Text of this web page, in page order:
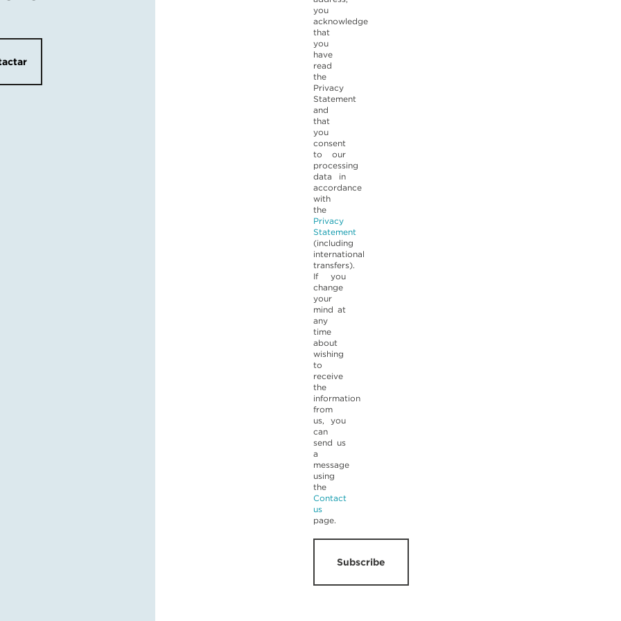
you
acknowledge
that
you
have
read
the
Privacy
Statement
and
that
you
consent
to our
processing
data in
accordance
with
the
Privacy
Statement
(including
international
transfers).
If you
change
your
mind at
any
time
about
wishing
to
receive
the
information
from
us, you
can
send us
a
message
using
the
Contact
us
page.
Subscribe